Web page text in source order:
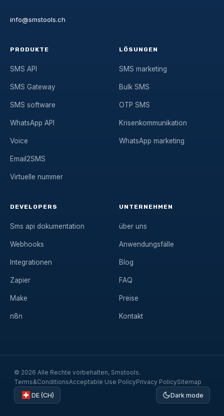
info@smstools.ch
PRODUKTE
SMS API
SMS Gateway
SMS software
WhatsApp API
Voice
Email2SMS
Virtuelle nummer
LÖSUNGEN
SMS marketing
Bulk SMS
OTP SMS
Krisenkommunikation
WhatsApp marketing
DEVELOPERS
Sms api dokumentation
Webhooks
Integrationen
Zapier
Make
n8n
UNTERNEHMEN
über uns
Anwendungsfälle
Blog
FAQ
Preise
Kontakt
© 2026 Alle Rechte vorbehalten, Smstools.
Terms&ConditionsAcceptable Use PolicyPrivacy PolicySitemap
DE (CH)
Dark mode